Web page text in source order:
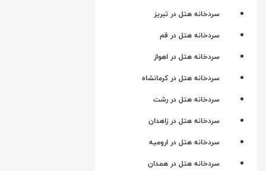
سردخانه هتل در تبریز
سردخانه هتل در قم
سردخانه هتل در اهواز
سردخانه هتل در کرمانشاه
سردخانه هتل در رشت
سردخانه هتل در زاهدان
سردخانه هتل در ارومیه
سردخانه هتل در همدان